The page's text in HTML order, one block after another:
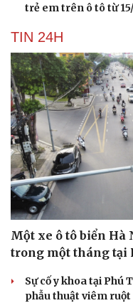
Du lịch
Tư vấn
Săn Tour
check-in
trẻ em trên ô tô từ
TIN 24H
Một xe ô tô biển Hà
trong một tháng tại
Sự cố y khoa tại Phú
phẫu thuật viêm